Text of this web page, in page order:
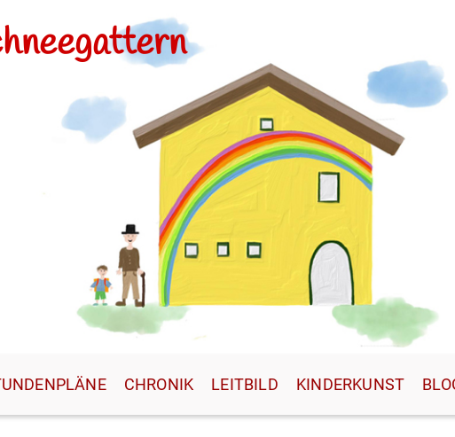
CHRONIK LEITBILD KINDERKUNST